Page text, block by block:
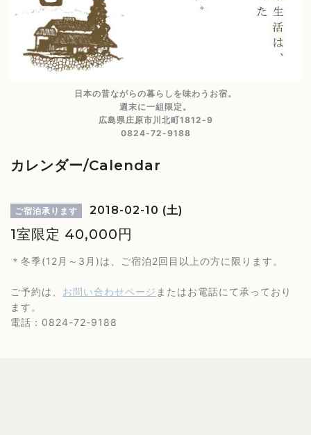
日本の昔ながらの暮らしを味わうお宿。
週末に一組限定。
広島県庄原市川北町1812-9
0824-72-9188
カレンダー/Calendar
ご宿泊承ります 2018-02-10 (土)
1室限定 40,000円
＊冬季(12月～3月)は、ご宿泊2回目以上の方に限ります。
ご予約は、 お問い合わせページ またはお電話にて承っており
ます。
電話：0824-72-9188